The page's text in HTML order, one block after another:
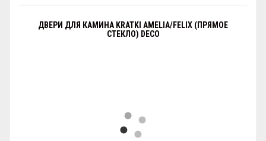
ДВЕРИ ДЛЯ КАМИНА KRATKI AMELIA/FELIX (ПРЯМОЕ
СТЕКЛО) DECO